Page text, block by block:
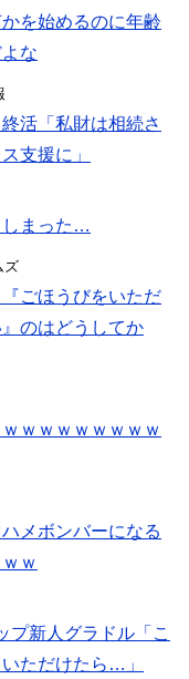
を始めるのに年齢
な
活「私財は相続さ
支援に」
しまった…
ズ
ごほうびをいただ
のはどうしてか
ｗｗｗｗｗｗｗｗ
メボンバーになる
ｗ
プ新人グラドル「こ
ただけたら…」